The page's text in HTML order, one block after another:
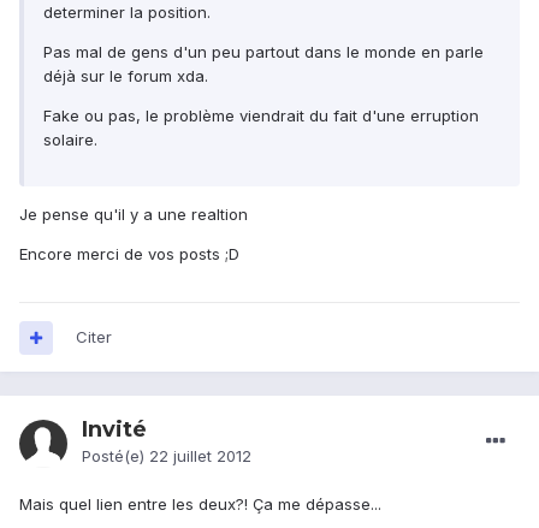
determiner la position.
Pas mal de gens d'un peu partout dans le monde en parle
déjà sur le forum xda.
Fake ou pas, le problème viendrait du fait d'une erruption
solaire.
Je pense qu'il y a une realtion
Encore merci de vos posts ;D
Citer
Invité
Posté(e) 22 juillet 2012
Mais quel lien entre les deux?! Ça me dépasse...